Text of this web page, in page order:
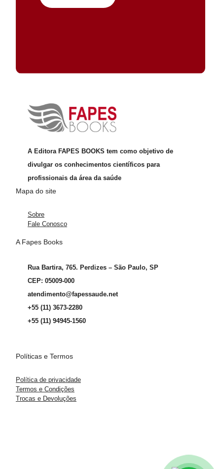
A Editora FAPES BOOKS tem como objetivo de
divulgar os conhecimentos científicos para
profissionais da área da saúde
Mapa do site
Sobre
Fale Conosco
A Fapes Books
Rua Bartira, 765. Perdizes – São Paulo, SP
CEP: 05009-000
atendimento@fapessaude.net
+55 (11) 3673-2280
+55 (11) 94945-1560
Políticas e Termos
Política de privacidade
Termos e Condições
Trocas e Devoluções